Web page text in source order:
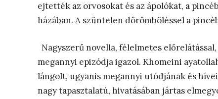
ejtették az orvosokat és az ápolókat, a
házában. A szüntelen dörömböléssel a
Nagyszerű novella, félelmetes
megannyi epizódja igazol. Khomeini
lángolt, ugyanis megannyi utódjának és
nagy tapasztalatú, hivatásában jártas